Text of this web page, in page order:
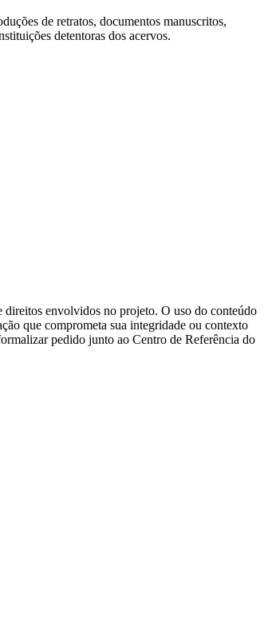
de retratos, documentos manuscritos,
detentoras dos acervos.
direitos envolvidos no projeto. O uso do conteúdo
que comprometa sua integridade ou contexto
pedido junto ao Centro de Referência do